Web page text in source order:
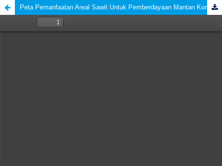
Peta Pemanfaatan Areal Sawit Untuk Pemberdayaan Mantan Kombatan GAM dan Korban Konflik di Aceh Timur